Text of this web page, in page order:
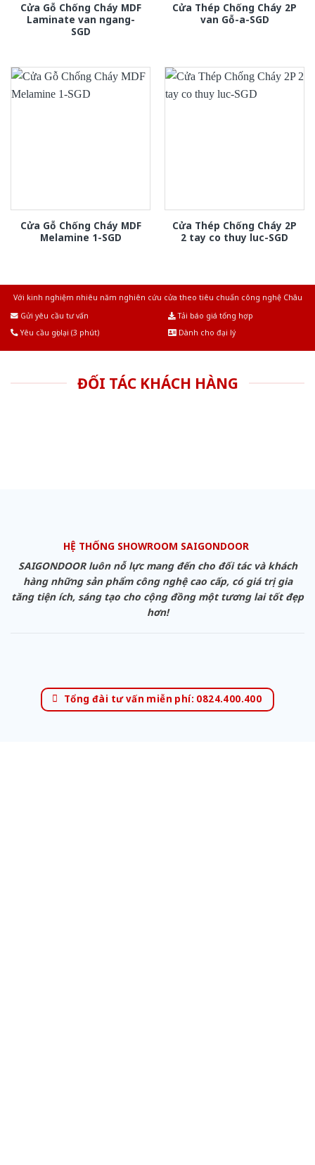
Cửa Gỗ Chống Cháy MDF
Laminate van ngang-
SGD
Cửa Thép Chống Cháy 2P
van Gỗ-a-SGD
Cửa Gỗ Chống Cháy MDF
Melamine 1-SGD
Cửa Thép Chống Cháy 2P
2 tay co thuy luc-SGD
Với kinh nghiệm nhiêu năm nghiên cứu cửa theo tiêu chuẩn công nghệ Châu
Gửi yêu cầu tư vấn
Tải báo giá tổng hợp
Yêu cầu gọi lại (3 phút)
Dành cho đại lý
ĐỐI TÁC KHÁCH HÀNG
HỆ THỐNG SHOWROOM SAIGONDOOR
SAIGONDOOR luôn nỗ lực mang đến cho đối tác và khách
hàng những sản phẩm công nghệ cao cấp, có giá trị gia
tăng tiện ích, sáng tạo cho cộng đồng một tương lai tốt đẹp
hơn!
Tổng đài tư vấn miễn phí: 0824.400.400